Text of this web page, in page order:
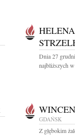
Dnia 27
najbliższych
GDAŃSK
Z głębokim